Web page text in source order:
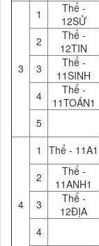
3
1
Thể -
12SỬ
2
Thể -
12TIN
3
Thể -
11SINH
4
Thể -
11TOÁN1
5
4
1 Thể - 11A1
2
Thể -
11ANH1
3
Thể -
12ĐỊA
4